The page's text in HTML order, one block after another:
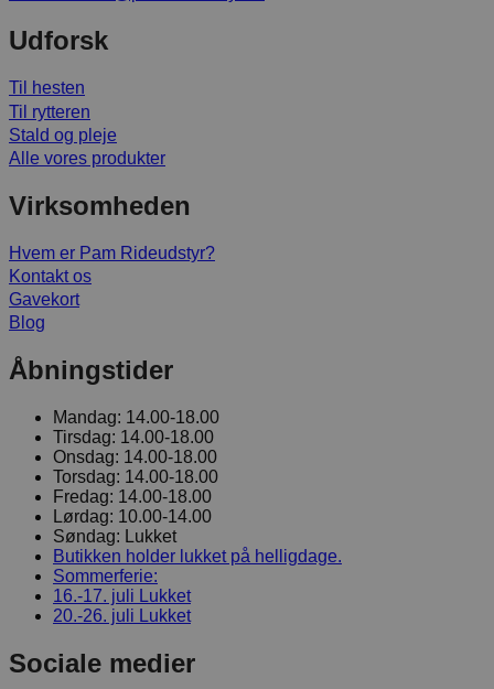
Udforsk
Til hesten
Til rytteren
Stald og pleje
Alle vores produkter
Virksomheden
Hvem er Pam Rideudstyr?
Kontakt os
Gavekort
Blog
Åbningstider
Mandag: 14.00-18.00
Tirsdag: 14.00-18.00
Onsdag: 14.00-18.00
Torsdag: 14.00-18.00
Fredag: 14.00-18.00
Lørdag: 10.00-14.00
Søndag: Lukket
Butikken holder lukket på helligdage.
Sommerferie:
16.-17. juli Lukket
20.-26. juli Lukket
Sociale medier